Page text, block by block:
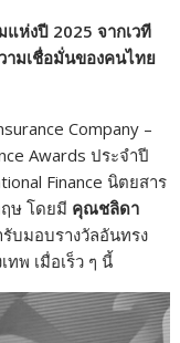
แห่งปี 2025 จากเวที
ามเชื่อมั่นของคนไทย
Company –
Awards ประจำปี
Finance นิตยสาร
ษ โดยมี คุณชลิดา
รับมอบรางวัลอันทรง
พ เมื่อเร็ว ๆ นี้